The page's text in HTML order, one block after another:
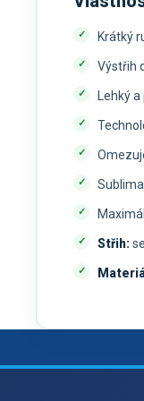
Krátký
Výstřih
Lehký
Střih: